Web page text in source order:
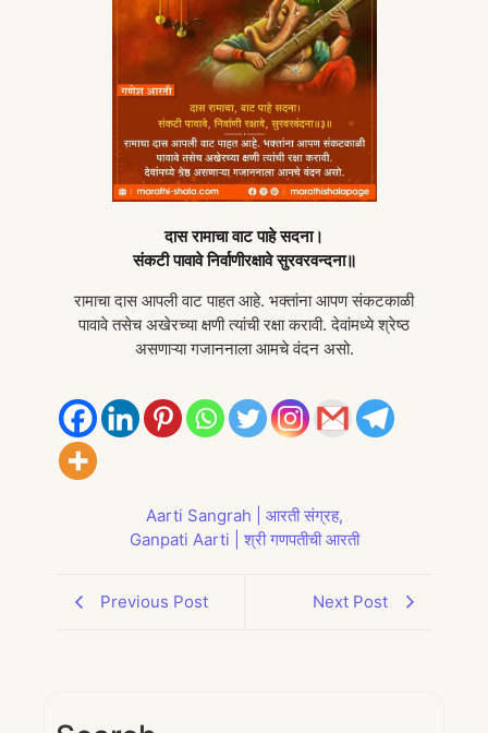
दास रामाचा वाट पाहे सदना।
संकटी पावावे निर्वाणीरक्षावे सुरवरवन्दना॥
रामाचा दास आपली वाट पाहत आहे. भक्तांना आपण संकटकाळी
पावावे तसेच अखेरच्या क्षणी त्यांची रक्षा करावी. देवांमध्ये श्रेष्ठ
असणाऱ्या गजाननाला आमचे वंदन असो.
Aarti Sangrah | आरती संग्रह,
Ganpati Aarti | श्री गणपतीची आरती
Previous Post Next Post